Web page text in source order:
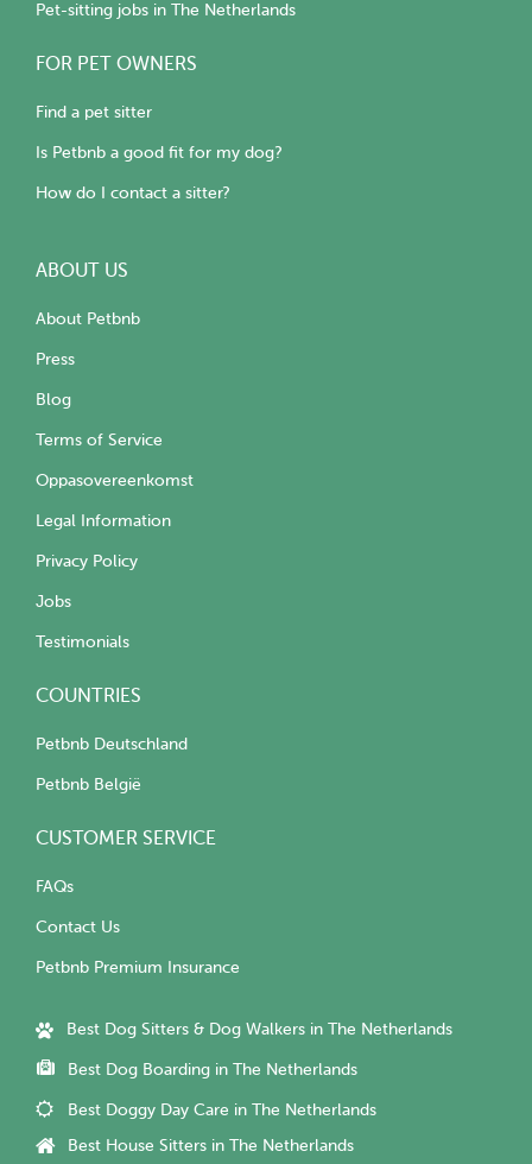
Pet-sitting jobs in The Netherlands
FOR PET OWNERS
Find a pet sitter
Is Petbnb a good fit for my dog?
How do I contact a sitter?
ABOUT US
About Petbnb
Press
Blog
Terms of Service
Oppasovereenkomst
Legal Information
Privacy Policy
Jobs
Testimonials
COUNTRIES
Petbnb Deutschland
Petbnb België
CUSTOMER SERVICE
FAQs
Contact Us
Petbnb Premium Insurance
Best Dog Sitters & Dog Walkers in The Netherlands
Best Dog Boarding in The Netherlands
Best Doggy Day Care in The Netherlands
Best House Sitters in The Netherlands